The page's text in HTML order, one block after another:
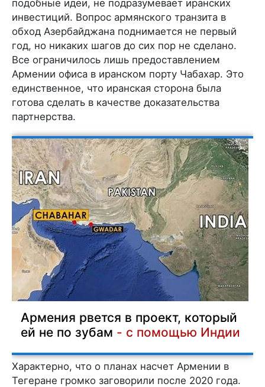
подобные идеи, не подразумевает иранских
инвестиций. Вопрос армянского транзита в
обход Азербайджана поднимается не первый
год, но никаких шагов до сих пор не сделано.
Все ограничилось лишь предоставлением
Армении офиса в иранском порту Чабахар. Это
единственное, что иранская сторона была
готова сделать в качестве доказательства
партнерства.
Армения рвется в проект, который
ей не по зубам - с помощью Индии
Характерно, что о планах насчет Армении в
Тегеране громко заговорили после 2020 года.